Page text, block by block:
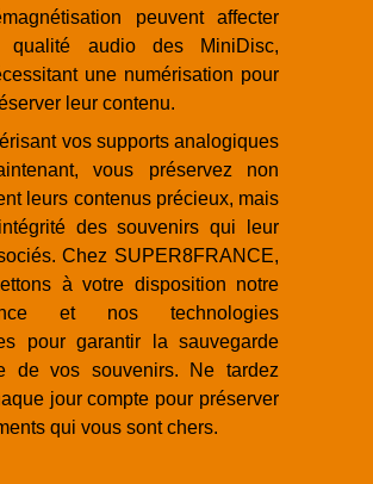
peuvent affecter
qualité audio des MiniDisc,
une numérisation pour
leur contenu.
vos supports analogiques
vous préservez non
leurs contenus précieux, mais
des souvenirs qui leur
Chez SUPER8FRANCE,
à votre disposition notre
et nos technologies
pour garantir la sauvegarde
de vos souvenirs. Ne tardez
jour compte pour préserver
qui vous sont chers.